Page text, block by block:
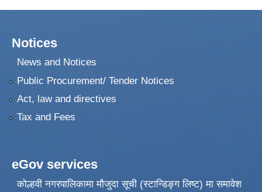
Notices
News and Notices
Public Procurement/ Tender Notices
Act, law and directives
Tax and Fees
eGov services
कोल्हवी नगरपालिकामा मौजुदा सूची (स्टान्डिङ्ग लिष्ट) मा समावेश